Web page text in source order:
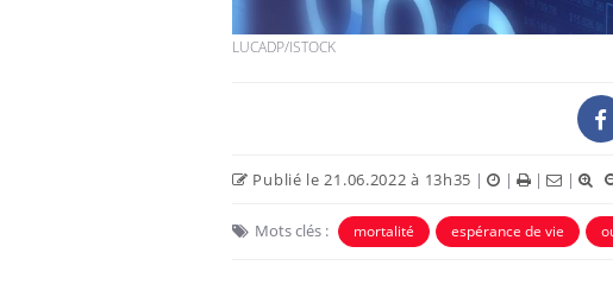
LUCADP/ISTOCK
Publié le 21.06.2022 à 13h35 | | | |
Mots clés : mortalité espérance de vie
Carence en fer : comprendre pour
Youtube
Youtube
Insuline &
osait en